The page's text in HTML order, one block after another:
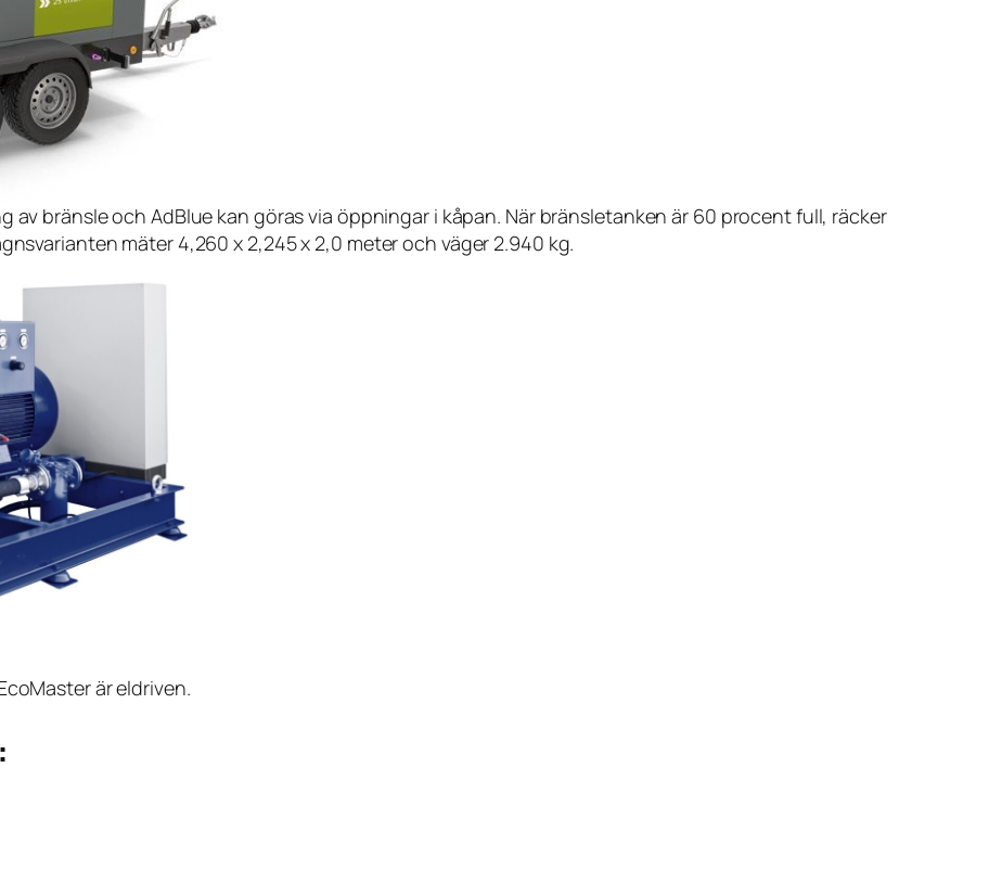
av bränsle och AdBlue kan göras via öppningar i kåpan. När bränsletanken är 60 procent full, räcker
mäter 4,260 x 2,245 x 2,0 meter och väger 2.940 kg.
är eldriven.